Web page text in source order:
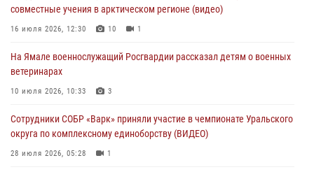
поздравил специалистов подразделений тыла с профессиональным
праздником
Сотрудники СОБР «Варк» повышают боевое мастерство на Ямале
30 июля 2026, 09:34 1
Офицеры спецназа Росгвардии провели практическое занятие для
сотрудников прокуратуры на Ямале
29 июля 2026, 10:42 4
совместные учения в арктическом регионе (видео)
16 июля 2026, 12:30 10 1
На Ямале военнослужащий Росгвардии рассказал детям о военных
ветеринарах
10 июля 2026, 10:33 3
Сотрудники СОБР «Варк» приняли участие в чемпионате Уральского
округа по комплексному единоборству (ВИДЕО)
28 июля 2026, 05:28 1